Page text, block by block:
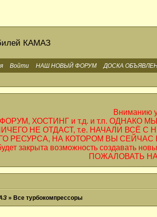
КАМАЗ
Войти НАШ НОВЫЙ ФОРУМ ДОСКА
Вниманию
ХОСТИНГ и т.д. и т.п.
НЕ ОТДАСТ, т.е. НАЧАЛИ ВСЁ С
НА КОТОРОМ ВЫ СЕЙЧАС
закрыта возможность
ПОЖАЛОВАТЬ
»Все турбокомпрессоры